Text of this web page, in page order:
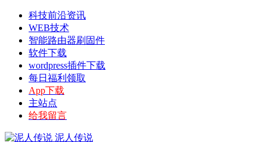
科技前沿资讯
WEB技术
智能路由器刷固件
软件下载
wordpress插件下载
每日福利领取
App下载
主站点
给我留言
泥人传说